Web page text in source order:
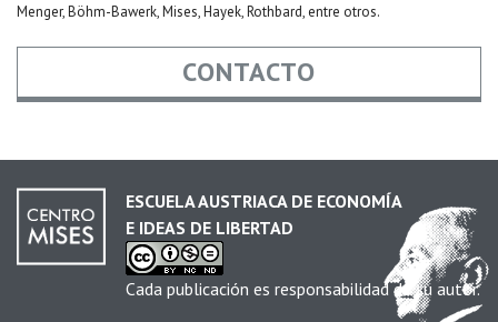
Menger, Böhm-Bawerk, Mises, Hayek, Rothbard, entre otros.
CONTACTO
Email *
ESCUELA AUSTRIACA DE ECONOMÍA
E IDEAS DE LIBERTAD
Cada publicación es responsabilidad de su autor.